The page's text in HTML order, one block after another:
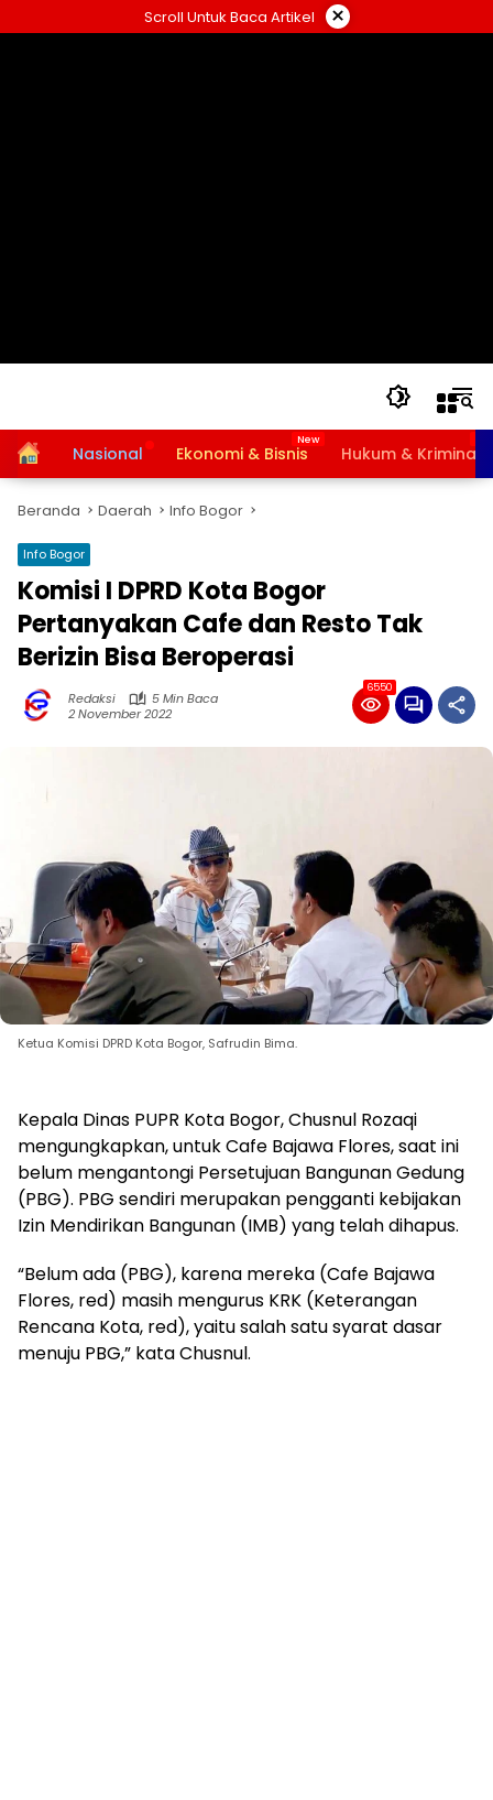
ke
Scroll Untuk Baca Artikel ×
HomeNasional Ekonomi & Bisnis Hukum & Kriminal
Beranda Daerah Info Bogor
Info Bogor
Komisi I DPRD Kota Bogor
Pertanyakan Cafe dan Resto Tak
Berizin Bisa Beroperasi
Redaksi
5 Min Baca
2 November 2022
6550
Ketua Komisi DPRD Kota Bogor, Safrudin Bima.
Kepala Dinas PUPR Kota Bogor, Chusnul Rozaqi
mengungkapkan, untuk Cafe Bajawa Flores, saat ini
belum mengantongi Persetujuan Bangunan Gedung
(PBG). PBG sendiri merupakan pengganti kebijakan
Izin Mendirikan Bangunan (IMB) yang telah dihapus.
“Belum ada (PBG), karena mereka (Cafe Bajawa
Flores, red) masih mengurus KRK (Keterangan
Rencana Kota, red), yaitu salah satu syarat dasar
menuju PBG,” kata Chusnul.